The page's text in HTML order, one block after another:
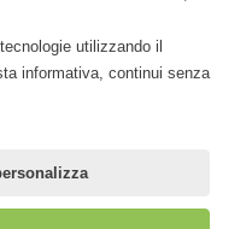
utilizzando il
informativa, continui senza